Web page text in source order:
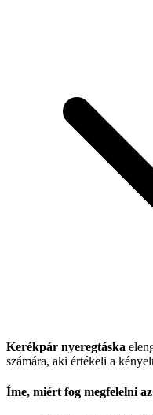
Kerékpár nyeregtáska
számára, aki értékeli a
Íme, miért fog megfelelni